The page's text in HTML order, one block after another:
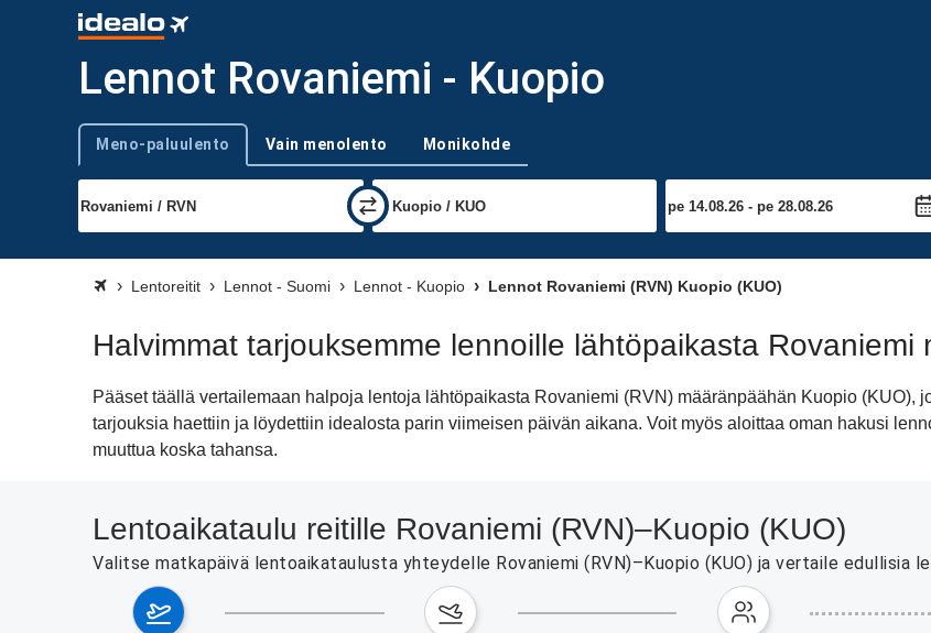
Lennot Rovaniemi - Kuopio
Trip type
Meno-paluulento Vain menolento Monikohde
Lentoreitit Lennot - Suomi Lennot - Kuopio Lennot Rovaniemi (RVN) Kuopio (KUO)
Halvimmat tarjouksemme lennoille lähtöpaikasta Rovaniemi
Pääset täällä vertailemaan halpoja lentoja lähtöpaikasta Rovaniemi (RVN) määränpäähän Kuopio (KUO),
tarjouksia haettiin ja löydettiin idealosta parin viimeisen päivän aikana. Voit myös aloittaa oman hakusi
muuttua koska tahansa.
Lentoaikataulu reitille Rovaniemi (RVN)–Kuopio (KUO)
Valitse matkapäivä lentoaikataulusta yhteydelle Rovaniemi (RVN)–Kuopio (KUO) ja vertaile edullisia